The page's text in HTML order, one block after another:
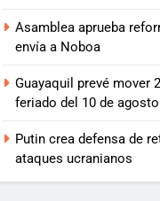
Asamblea aprueba
envía a Noboa
Guayaquil prevé mover
feriado del 10 de agosto
Putin crea defensa de
ataques ucranianos